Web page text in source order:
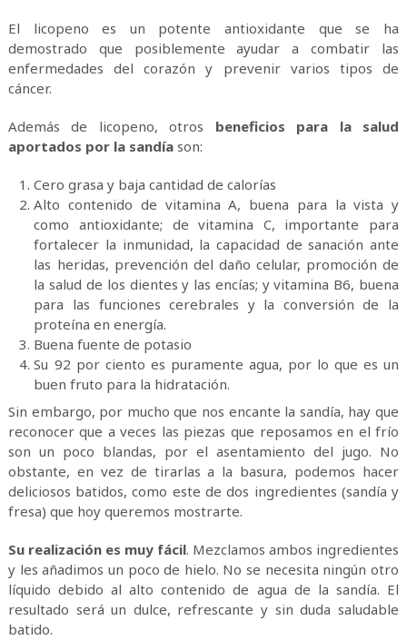
El licopeno es un potente antioxidante que se ha
demostrado que posiblemente ayudar a combatir las
enfermedades del corazón y prevenir varios tipos de
cáncer.
Además de licopeno, otros beneficios para la salud
aportados por la sandíason:
Cero grasa y baja cantidad de calorías
Alto contenido de vitamina A, buena para la vista y
como antioxidante; de vitamina C, importante para
fortalecer la inmunidad, la capacidad de sanación ante
las heridas, prevención del daño celular, promoción de
la salud de los dientes y las encías; y vitamina B6, buena
para las funciones cerebrales y la conversión de la
proteína en energía.
Buena fuente de potasio
Su 92 por ciento es puramente agua, por lo que es un
buen fruto para la hidratación.
Sin embargo, por mucho que nos encante la sandía, hay que
reconocer que a veces las piezas que reposamos en el frío
son un poco blandas, por el asentamiento del jugo. No
obstante, en vez de tirarlas a la basura, podemos hacer
deliciosos batidos, como este de dos ingredientes (sandía y
fresa) que hoy queremos mostrarte.
Su realización es muy fácil. Mezclamos ambos ingredientes
y les añadimos un poco de hielo. No se necesita ningún otro
líquido debido al alto contenido de agua de la sandía. El
resultado será un dulce, refrescante y sin duda saludable
batido.